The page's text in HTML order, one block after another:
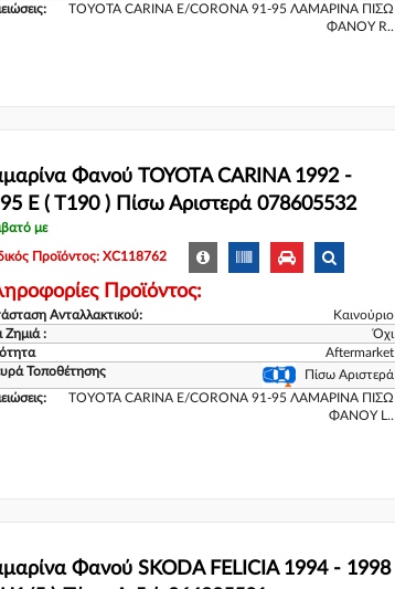
TOYOTA CARINA E/CORONA 91-95 ΛΑΜΑΡΙΝΑ ΠΙΣΩ
ΦΑΝΟΥ R..
Φανού TOYOTA CARINA 1992 -
E ( T190 ) Πίσω Αριστερά 078605532
με
Προϊόντος: XC118762
Προϊόντος:
Ανταλλακτικού:
Καινούριο
Ζημιά :
Όχι
Aftermarket
Τοποθέτησης
Πίσω Αριστερά
TOYOTA CARINA E/CORONA 91-95 ΛΑΜΑΡΙΝΑ ΠΙΣΩ
ΦΑΝΟΥ L..
Φανού SKODA FELICIA 1994 - 1998